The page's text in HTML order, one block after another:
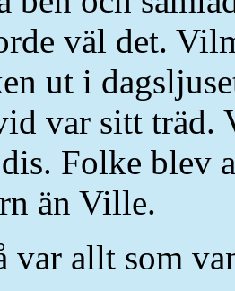
väl det.
ut i
var sitt träd.
Folke blev
än Ville.
var allt som